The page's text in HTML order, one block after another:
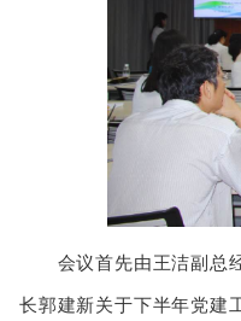
会议首先由王洁副总经
长郭建新关于下半年党建